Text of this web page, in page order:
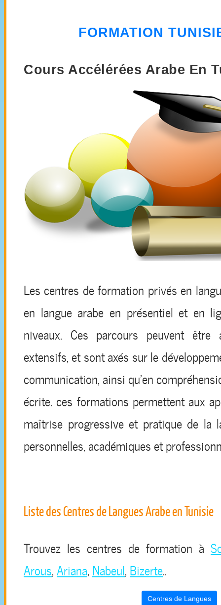
FORMATION
Cours Accélérées Arabe En
Les centres de formation privés en
en langue arabe en présentiel et en
niveaux. Ces parcours peuvent être
extensifs, et sont axés sur le
communication, ainsi qu’en
écrite. ces formations permettent aux
maîtrise progressive et pratique de la
personnelles, académiques et
Liste des Centres de Langues Arabe en Tunisie
Trouvez les centres de formation à
Arous,Ariana, Nabeul, Bizerte..
Centres de Langues